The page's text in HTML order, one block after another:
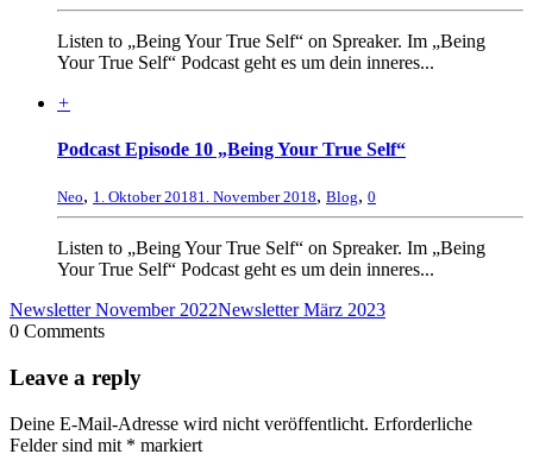
Listen to „Being Your True Self“ on Spreaker. Im „Being
Your True Self“ Podcast geht es um dein inneres...
+
Podcast Episode 10 „Being Your True Self“
Neo, 1. Oktober 20181. November 2018, Blog, 0
Listen to „Being Your True Self“ on Spreaker. Im „Being
Your True Self“ Podcast geht es um dein inneres...
Newsletter November 2022Newsletter März 2023
0 Comments
Leave a reply
Deine E-Mail-Adresse wird nicht veröffentlicht. Erforderliche
Felder sind mit * markiert